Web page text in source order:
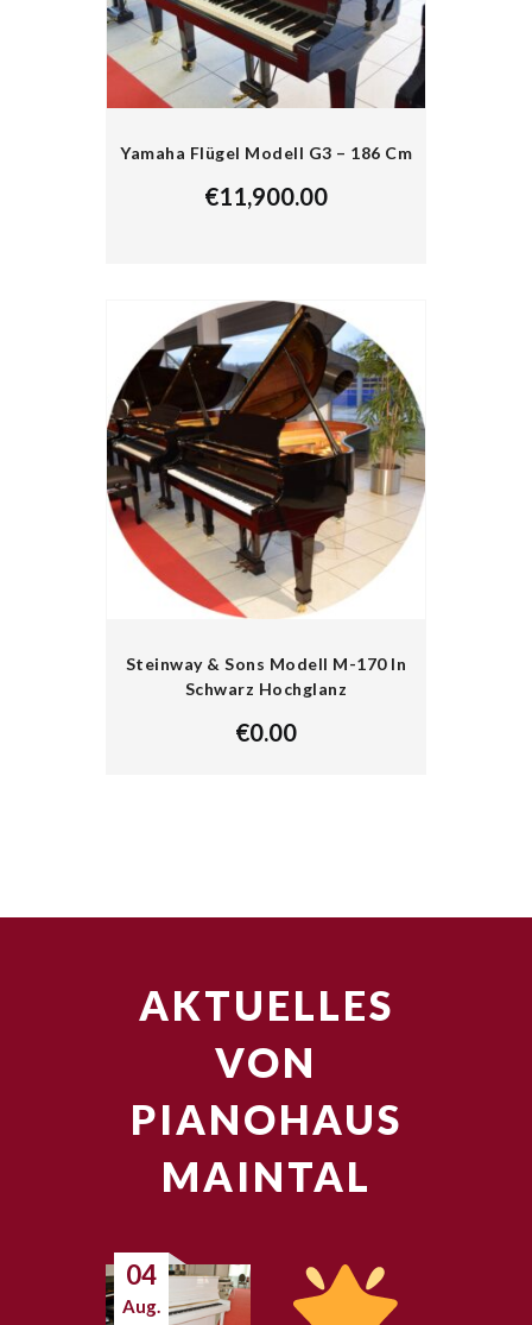
Yamaha Flügel Modell G3 – 186 Cm
€11,900.00
Steinway & Sons Modell M-170 In
Schwarz Hochglanz
€0.00
AKTUELLES
VON
PIANOHAUS
MAINTAL
04
Aug.